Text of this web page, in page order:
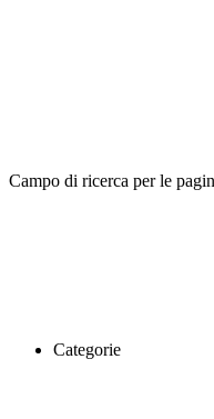
Campo di ricerca per le
Categorie